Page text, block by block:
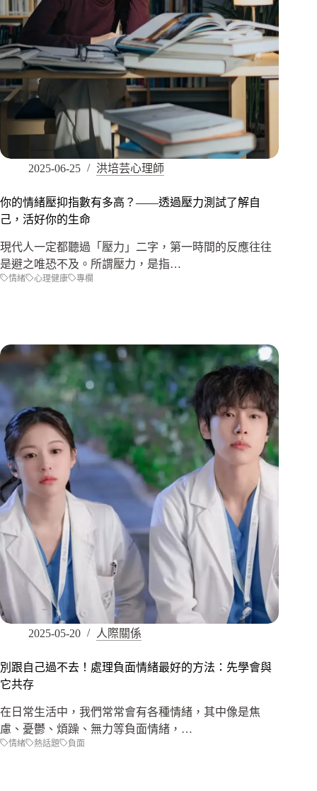
2025-06-25 洪培芸心理師
你的情緒壓抑指數有多高？——透過壓力測試了解自
己，活好你的生命
現代人一定都聽過「壓力」二字，第一時間的反應往往
是避之唯恐不及。所謂壓力，是指…
情緒 心理健康 專欄
2025-05-20 人際關係
別跟自己過不去！處理負面情緒最好的方法：先學會與
它共存
在日常生活中，我們常常會有各種情緒，其中像是焦
慮、憂鬱、煩躁、無力等負面情緒，…
情緒 熱話題 負面